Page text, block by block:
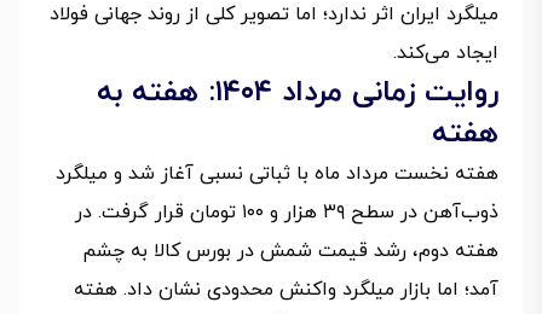
میلگرد ایران اثر ندارد؛ اما تصویر کلی از روند جهانی فولاد
ایجاد می‌کند.
روایت زمانی مرداد ۱۴۰۴: هفته به
هفته
هفته نخست مرداد ماه با ثباتی نسبی آغاز شد و میلگرد
ذوب‌آهن در سطح ۳۹ هزار و ۱۰۰ تومان قرار گرفت. در
هفته دوم، رشد قیمت شمش در بورس کالا به چشم
آمد؛ اما بازار میلگرد واکنش محدودی نشان داد. هفته